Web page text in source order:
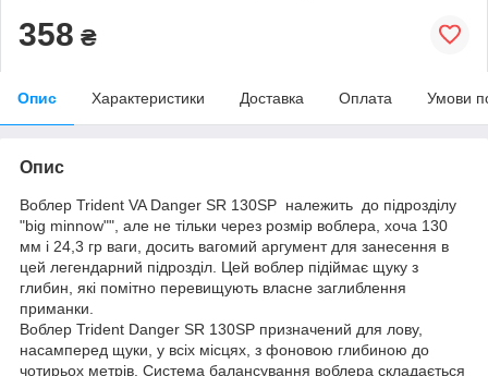
358 ₴
Опис Характеристики Доставка Оплата Умови
Опис
Воблер Trident VA Danger SR 130SP належить до підрозділу
"big minnow"", але не тільки через розмір воблера, хоча 130
мм і 24,3 гр ваги, досить вагомий аргумент для занесення в
цей легендарний підрозділ. Цей воблер підіймає щуку з
глибин, які помітно перевищують власне заглиблення
приманки.
Воблер Trident Danger SR 130SP призначений для лову,
насамперед щуки, у всіх місцях, з фоновою глибиною до
чотирьох метрів. Система балансування воблера складається